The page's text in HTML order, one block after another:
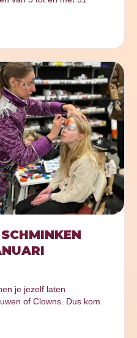
je jezelf laten
of Clowns. Dus kom